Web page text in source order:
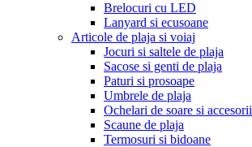
Brelocuri cu LED
Lanyard si ecusoane
Articole de plaja si voiaj
Jocuri si saltele de plaja
Sacose si genti de plaja
Paturi si prosoape
Umbrele de plaja
Ochelari de soare si accesorii
Scaune de plaja
Termosuri si bidoane